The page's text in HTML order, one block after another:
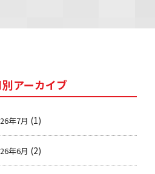
別アーカイブ
年7月 (1)
年6月 (2)